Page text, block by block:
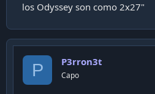
1. Caja Cerrada
2. Caja Abierta
los Odyssey son como 2x27"
P P3rron3t
Capo